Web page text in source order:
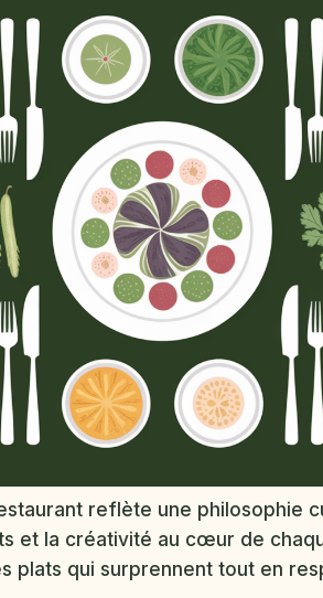
reflète une philosophie
et la créativité au cœur de
plats qui surprennent tout en